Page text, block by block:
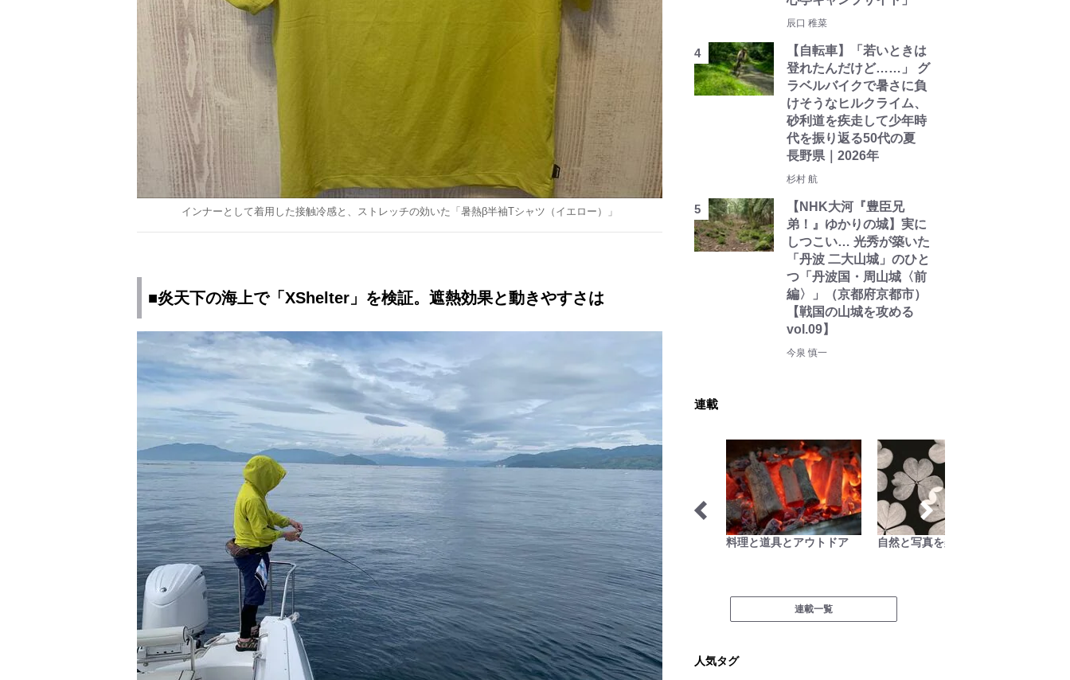
インナーとして着用した接触冷感と、ストレッチの効いた「暑熱β半袖Tシャツ（イエロー）」
■炎天下の海上で「XShelter」を検証。遮熱効果と動きやすさは
辰口 稚菜
【自転車】「若いときは
登れたんだけど……」 グ
ラベルバイクで暑さに負
けそうなヒルクライム、
砂利道を疾走して少年時
代を振り返る50代の夏
長野県｜2026年
杉村 航
【NHK大河『豊臣兄
弟！』ゆかりの城】実に
しつこい… 光秀が築いた
「丹波 二大山城」のひと
つ「丹波国・周山城〈前
編〉」（京都府京都市）
【戦国の山城を攻める
vol.09】
今泉 慎一
連載
AKB48さっほーの動画連
載「日本全国駅弁の旅」
映える山のテン場 料理と道具とアウトドア 自然と写真を楽しむ日々
連載一覧
人気タグ